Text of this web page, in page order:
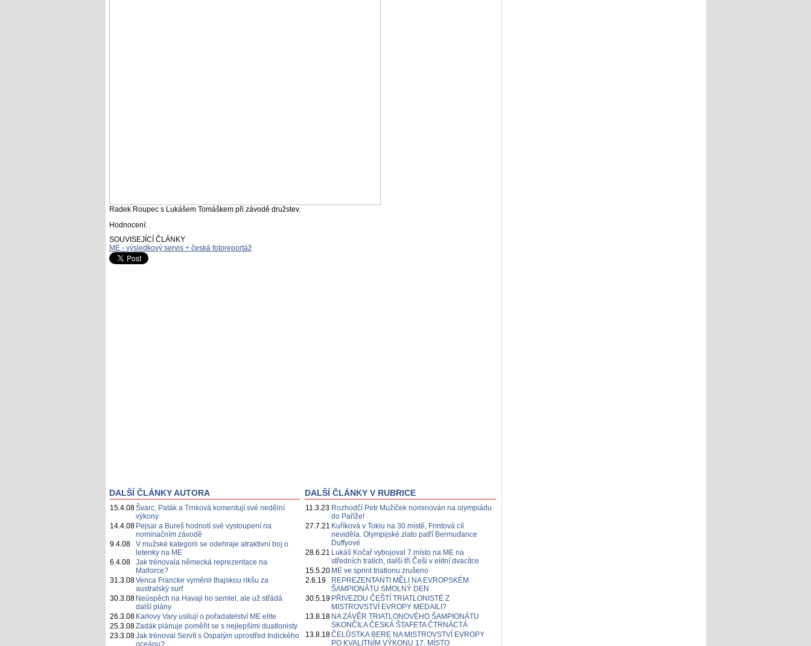
Radek Roupec s Lukášem Tomáškem při závodě družstev.
Hodnocení:
SOUVISEJÍCÍ ČLÁNKY
ME - výsledkový servis + česká fotoreportáž
DALŠÍ ČLÁNKY AUTORA
15.4.08Švarc, Paták a Trnková komentují své nedělní
výkony
14.4.08 Pejsar a Bureš hodnotí své vystoupení na
nominačním závodě
9.4.08
V mužské kategorii se odehraje atraktivní boj o
letenky na ME
6.4.08
Jak trénovala německá reprezentace na
Mallorce?
31.3.08Venca Francke vyměnil thajskou rikšu za
australský surf
30.3.08 Neúspěch na Havaji ho semlel, ale už střádá
další plány
26.3.08 Karlovy Vary usilují o pořadatelství ME elite
25.3.08Zadák plánuje poměřit se s nejlepšími duatlonisty
23.3.08Jak trénoval Servít s Ospalým uprostřed Indického
oceánu?
DALŠÍ ČLÁNKY V RUBRICE
11.3.23 Rozhodčí Petr Mužíček nominován na olympiádu
do Paříže!
27.7.21 Kuříková v Tokiu na 30.místě, Frintová cíl
neviděla. Olympijské zlato patří Bermuďance
Duffyové
28.6.21 Lukáš Kočař vybojoval 7.místo na ME na
středních tratích, další tři Češi v elitní dvacítce
15.5.20 ME ve sprint triatlonu zrušeno
2.6.19
REPREZENTANTI MĚLI NA EVROPSKÉM
ŠAMPIONÁTU SMOLNÝ DEN
30.5.19 PŘIVEZOU ČEŠTÍ TRIATLONISTÉ Z
MISTROVSTVÍ EVROPY MEDAILI?
13.8.18 NA ZÁVĚR TRIATLONOVÉHO ŠAMPIONÁTU
SKONČILA ČESKÁ ŠTAFETA ČTRNÁCTÁ
13.8.18ČELŮSTKA BERE NA MISTROVSTVÍ EVROPY
PO KVALITNÍM VÝKONU 17. MÍSTO